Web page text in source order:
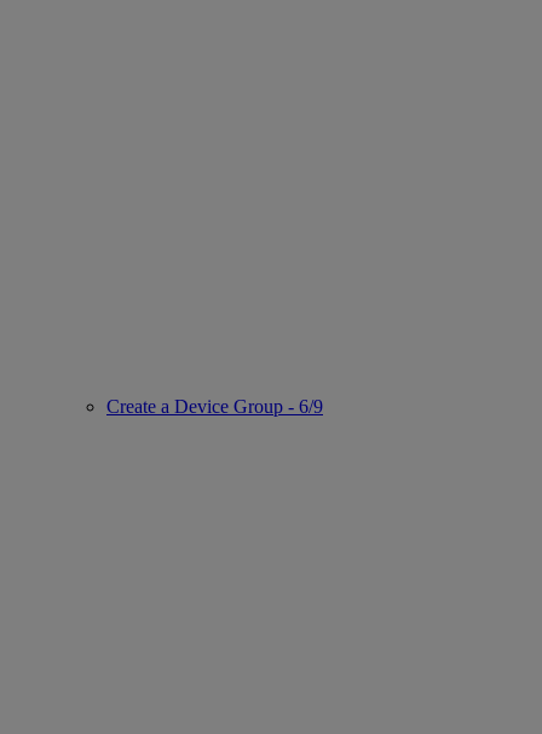
Create a Device Group - 6/9